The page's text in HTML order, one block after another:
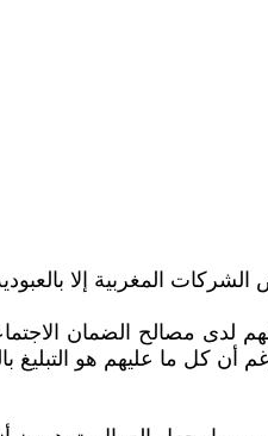
المغربية إلا
لدى مصالح الضمان
كل ما عليهم هو التبليغ